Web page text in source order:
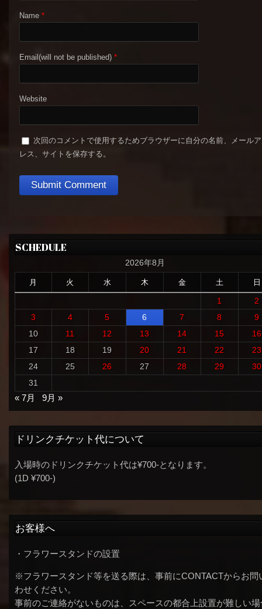
Name *
Email(will not be published) *
Website
次回のコメントで使用するためブラウザーに自分の名前、メール
レス、サイトを保存する。
SCHEDULE
2026年8月
月 火 水 木 金 土 日
1
2
3
4 5 6 7 8
9
10
11 12 13 14 15
16
17
18 19 20 21 22
23
24
25 26 27 28 29
30
31
« 7月
9月 »
ドリンクチケット代について
入場時のドリンクチケット代は¥700-となります。
(1D ¥700-)
お客様へ
・フラワースタンドの設置
※フラワースタンド等を送る際は、事前にCONTACTからお問
わせください。
事前のご連絡がないものは、スペースの都合上設置が難しい場